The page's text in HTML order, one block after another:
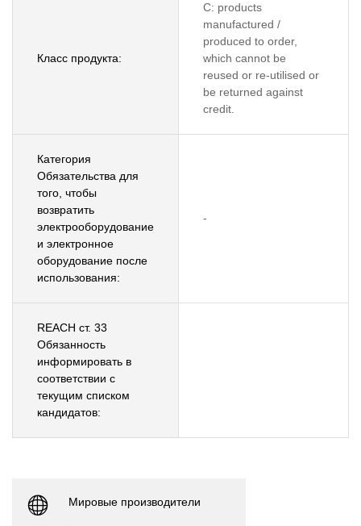
Класс продукта:
C: products
manufactured /
produced to order,
which cannot be
reused or re-utilised or
be returned against
credit.
Категория
Обязательства для
того, чтобы
возвратить
электрооборудование
и электронное
оборудование после
использования:
-
REACH ст. 33
Обязанность
информировать в
соответствии с
текущим списком
кандидатов:
Мировые производители